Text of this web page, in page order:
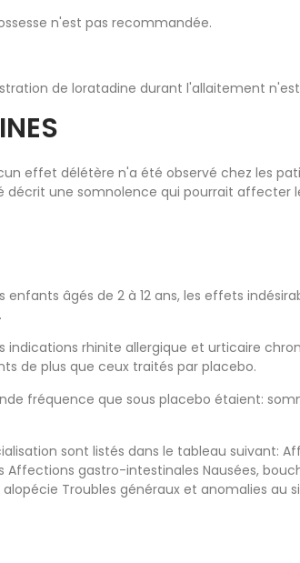
n'est pas recommandée.
de loratadine durant l'allaitement
effet délétère n'a été observé chez les
une somnolence qui pourrait affecter
âgés de 2 à 12 ans, les effets
rhinite allergique et urticaire
de plus que ceux traités par placebo.
fréquence que sous placebo étaient:
sont listés dans le tableau suivant:
gastro-intestinales Nausées,
Troubles généraux et anomalies au